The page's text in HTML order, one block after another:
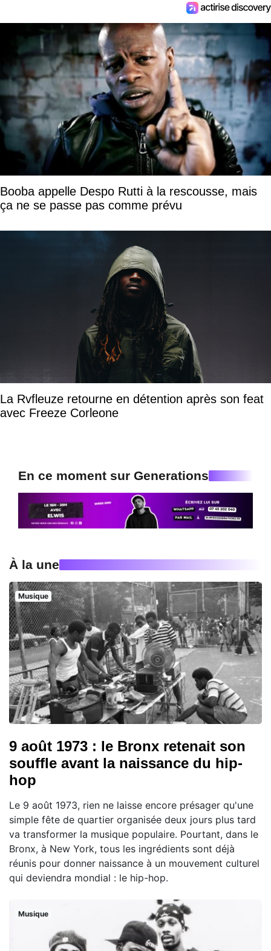
Booba appelle Despo Rutti à la rescousse, mais
ça ne se passe pas comme prévu
La Rvfleuze retourne en détention après son feat
avec Freeze Corleone
En ce moment sur Generations
À la une
Musique
9 août 1973 : le Bronx retenait son
souffle avant la naissance du hip-
hop
Le 9 août 1973, rien ne laisse encore présager qu'une
simple fête de quartier organisée deux jours plus tard
va transformer la musique populaire. Pourtant, dans le
Bronx, à New York, tous les ingrédients sont déjà
réunis pour donner naissance à un mouvement culturel
qui deviendra mondial : le hip-hop.
Musique